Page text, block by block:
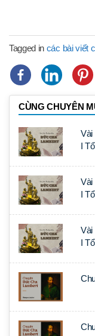
Tagged in các bài viết
CÙNG CHUYÊN
Vài
I
Vài
I
Vài
I